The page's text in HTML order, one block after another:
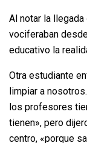
Al notar la
vociferaban
educativo la
Otra estudiante
limpiar a
los profesores
tienen», pero
centro, «porque